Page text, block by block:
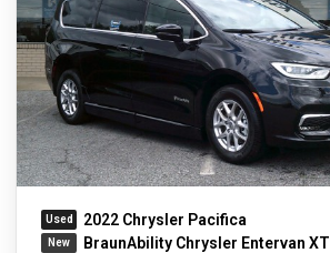
2022 Chrysler Pacifica
BraunAbility Chrysler Entervan XT